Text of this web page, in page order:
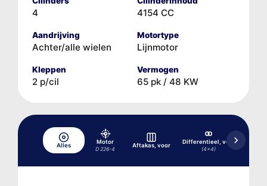
4 4154 CC
Aandrijving
Achter/alle wielen
Motortype
Lijnmotor
Kleppen
2 p/cil
Vermogen
65 pk / 48 KW
Alles
Motor
D 226-4
Aftakas, voor
Differentieel, voor
(4x4)